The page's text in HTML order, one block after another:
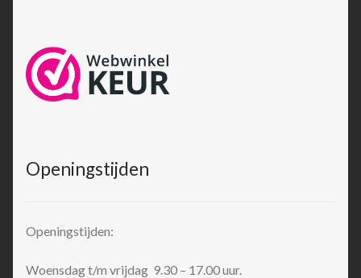
Openingstijden
Openingstijden:
Woensdag t/m vrijdag 9.30 – 17.00 uur.